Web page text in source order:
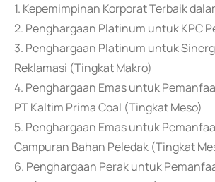
1. Kepemimpinan Korporat Terbaik
2. Penghargaan Platinum untuk KPC
3. Penghargaan Platinum untuk
Reklamasi (Tingkat Makro)
4. Penghargaan Emas untuk
PT Kaltim Prima Coal (Tingkat Meso)
5. Penghargaan Emas untuk
Campuran Bahan Peledak (Tingkat
6. Penghargaan Perak untuk